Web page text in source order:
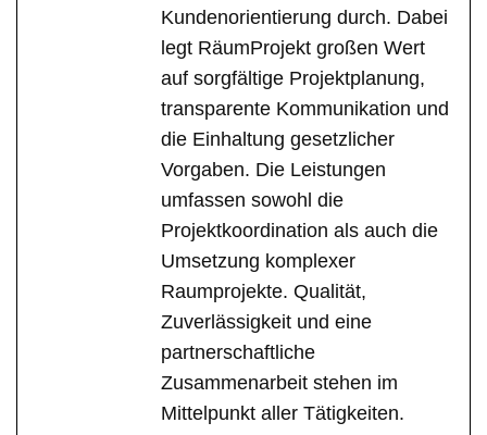
Kundenorientierung durch. Dabei
legt RäumProjekt großen Wert
auf sorgfältige Projektplanung,
transparente Kommunikation und
die Einhaltung gesetzlicher
Vorgaben. Die Leistungen
umfassen sowohl die
Projektkoordination als auch die
Umsetzung komplexer
Raumprojekte. Qualität,
Zuverlässigkeit und eine
partnerschaftliche
Zusammenarbeit stehen im
Mittelpunkt aller Tätigkeiten.